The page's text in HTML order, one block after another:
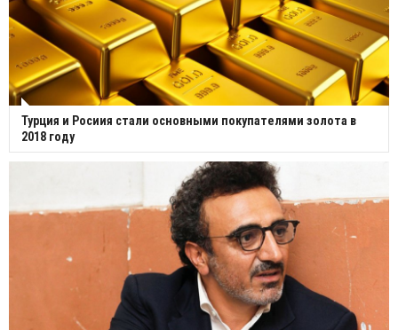
Турция и Росиия стали основными покупателями золота в
2018 году